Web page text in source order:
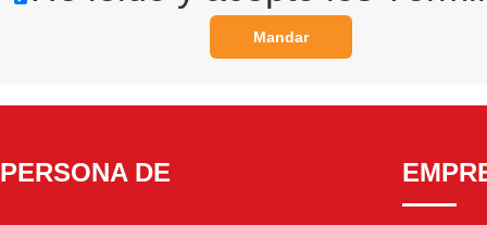
Mandar
PERSONA DE